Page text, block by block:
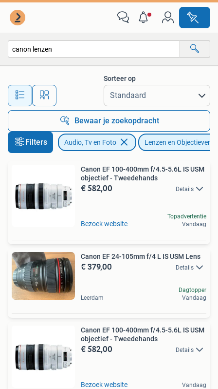
Alle afstanden…
Sorteer op
Bewaar je zoekopdracht
Filters Audio, Tv en Foto Lenzen en Objectieven
Canon EF 100-400mm f/4.5-5.6L IS USM
objectief - Tweedehands
€ 582,00 Details
Bezoek website
Topadvertentie
Vandaag
Canon EF 24-105mm f/4 L IS USM Lens
€ 379,00 Details
Leerdam
Dagtopper
Vandaag
Canon EF 100-400mm f/4.5-5.6L IS USM
objectief - Tweedehands
€ 582,00 Details
Bezoek website Vandaag